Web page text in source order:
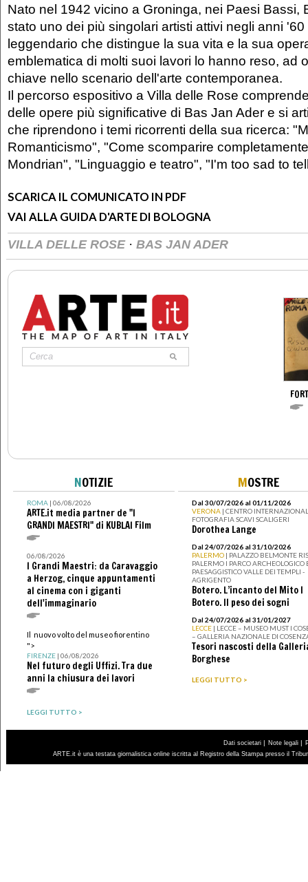
Nato nel 1942 vicino a Groninga, nei Paesi Bassi,
stato uno dei più singolari artisti attivi negli anni
leggendario che distingue la sua vita e la sua
emblematica di molti suoi lavori lo hanno reso, ad
chiave nello scenario dell'arte contemporanea.
Il percorso espositivo a Villa delle Rose
delle opere più significative di Bas Jan Ader e si
che riprendono i temi ricorrenti della sua ricerca:
Romanticismo", "Come scomparire
Mondrian", "Linguaggio e teatro", "I'm too sad to
SCARICA IL COMUNICATO IN PDF
VAI ALLA GUIDA D'ARTE DI BOLOGNA
VILLA DELLE ROSE · BAS JAN ADER
NOTIZIE
ROMA| 06/08/2026
ARTE.it media partner de "I
GRANDI MAESTRI" di KUBLAI Film
06/08/2026
I Grandi Maestri: da Caravaggio
a Herzog, cinque appuntamenti
al cinema con i giganti
dell'immaginario
Il nuovo volto del museo fiorentino
">
FIRENZE| 06/08/2026
Nel futuro degli Uffizi. Tra due
anni la chiusura dei lavori
LEGGI TUTTO >
MOSTRE
Dal 30/07/2026 al 01/11/2026
VERONA | CENTRO
FOTOGRAFIA SCAVI SCALIGERI
Dorothea Lange
Dal 24/07/2026 al 31/10/2026
PALERMO | PALAZZO BELMONTE
PALERMO I PARCO ARCHEOLOGICO
PAESAGGISTICO VALLE DEI TEMPLI -
AGRIGENTO
Botero. L’incanto del Mito I
Botero. Il peso dei sogni
Dal 24/07/2026 al 31/01/2027
LECCE | LECCE – MUSEO MUST I
– GALLERIA NAZIONALE DI
Tesori nascosti della
Borghese
LEGGI TUTTO >
Dati societari | Note legali |
ARTE.it è una testata giornalistica online iscritta al Registro della Stampa presso il